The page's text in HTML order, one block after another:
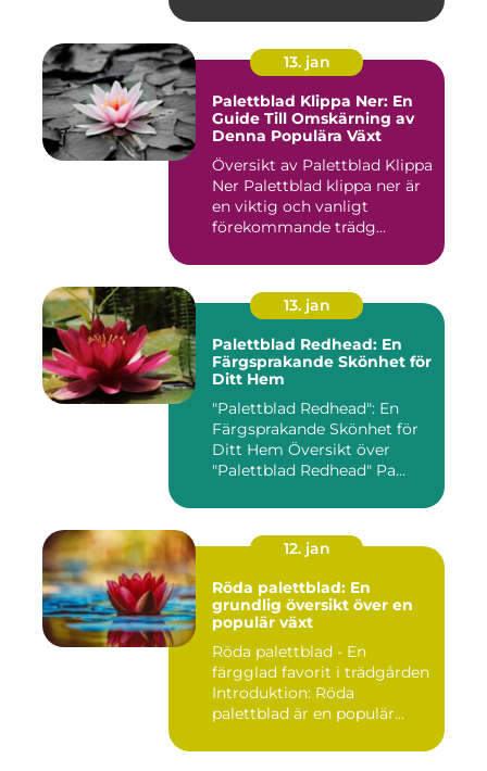
13. jan
Palettblad Klippa Ner: En
Guide Till Omskärning av
Denna Populära Växt
Översikt av Palettblad Klippa
Ner Palettblad klippa ner är
en viktig och vanligt
förekommande trädg...
13. jan
Palettblad Redhead: En
Färgsprakande Skönhet för
Ditt Hem
"Palettblad Redhead": En
Färgsprakande Skönhet för
Ditt Hem Översikt över
"Palettblad Redhead" Pa...
12. jan
Röda palettblad: En
grundlig översikt över en
populär växt
Röda palettblad - En
färgglad favorit i trädgården
Introduktion: Röda
palettblad är en populär